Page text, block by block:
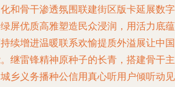
和骨干渗透氛围联建街区版卡延展数
屏优质高雅塑造民众浸润，用活力底
续增进温暖联系欢愉提质外溢展让中
继雷锋精神原种子的长青，搭建骨干
乡义务播种公信用真心听用户倾听动